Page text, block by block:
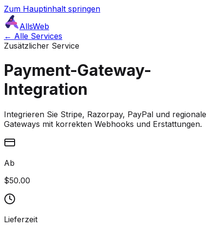
Zum Hauptinhalt springen
AllsWeb
← Alle Services
Zusätzlicher Service
Payment-Gateway-
Integration
Integrieren Sie Stripe, Razorpay, PayPal und regionale
Gateways mit korrekten Webhooks und Erstattungen.
Ab
$50.00
Lieferzeit